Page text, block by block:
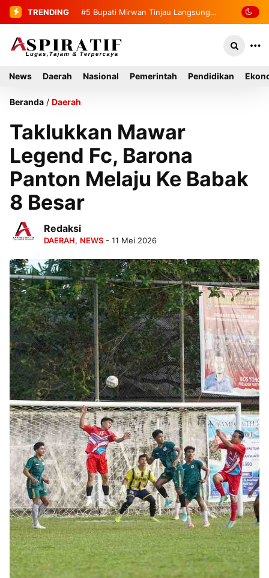
TRENDING #6 Pemuda Aceh Apresiasi Ketegasan
Perampokan Toko Emas
News Daerah Nasional Pemerintah Pendidikan
Beranda / Daerah
Taklukkan Mawar
Legend Fc, Barona
Panton Melaju Ke Babak
8 Besar
Redaksi
DAERAH, NEWS - 11 Mei 2026